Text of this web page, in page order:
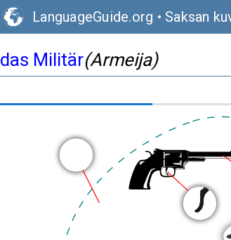
LanguageGuide.org • Saksan
das Militär(Armeija)